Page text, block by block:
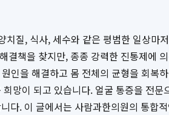
질, 식사, 세수와 같은 평범한 일상
책을 찾지만, 종종 강력한 진통제에
인을 해결하고 몸 전체의 균형을 회
희망이 되고 있습니다. 얼굴 통증을 전문
다. 이 글에서는 사람과한의원의 통